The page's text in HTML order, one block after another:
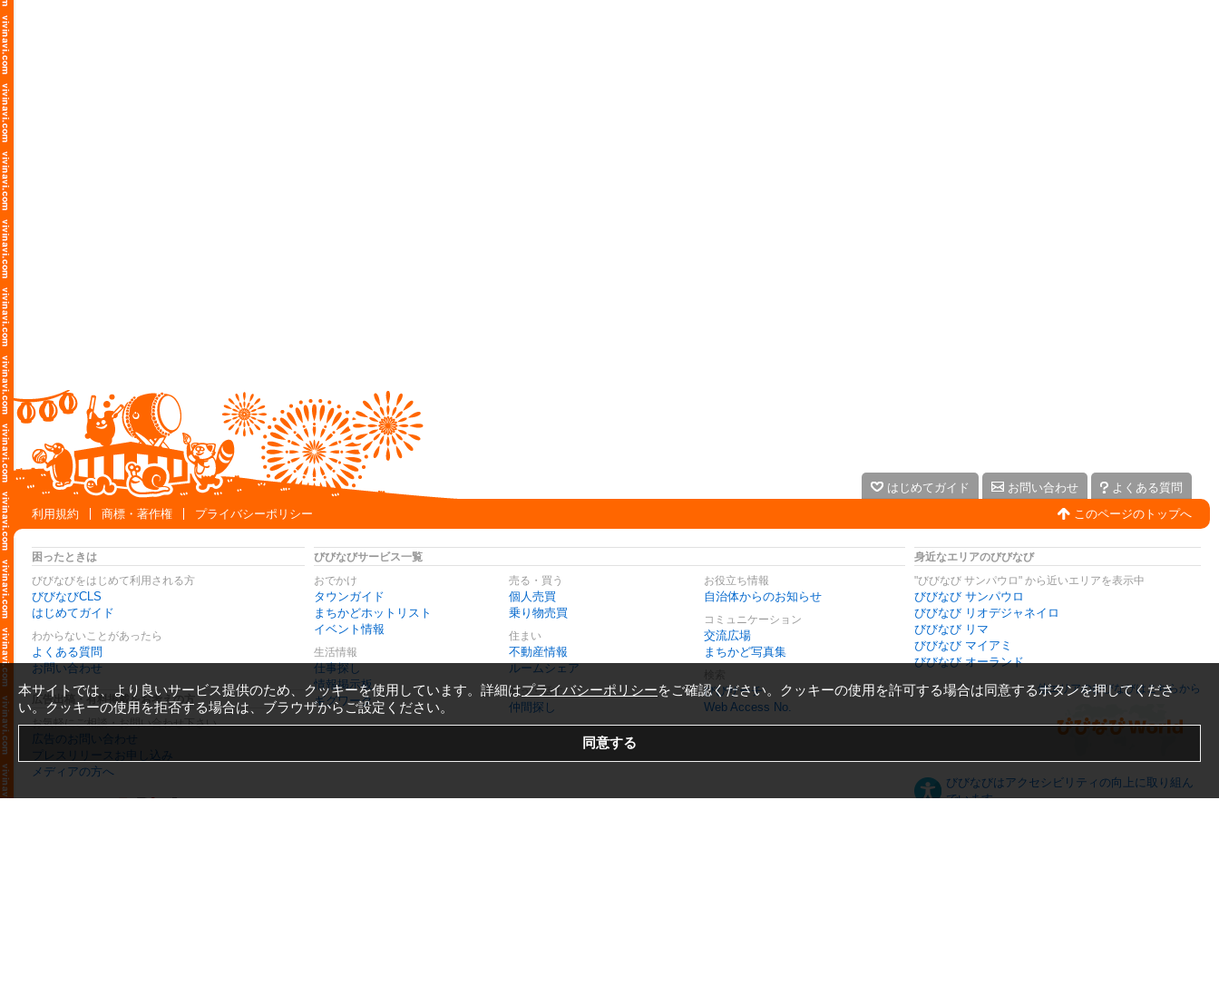
はじめてガイド お問い合わせ
よくある質問
利用規約
商標・著作権 プライバシーポリシー このページのトップへ
困ったときは
びびなびをはじめて利用される方
びびなびCLS
はじめてガイド
わからないことがあったら
よくある質問
お問い合わせ
広告出稿・有料掲載をお考えの方
お気軽にご相談・お問い合わせ下さい
広告のお問い合わせ
プレスリリースお申し込み
メディアの方へ
びびなびサービス一覧
おでかけ
タウンガイド
まちかどホットリスト
イベント情報
生活情報
仕事探し
情報掲示板
ギグワーク
売る・買う
個人売買
乗り物売買
住まい
不動産情報
ルームシェア
会う・話す
仲間探し
お役立ち情報
自治体からのお知らせ
コミュニケーション
交流広場
まちかど写真集
びびサーチ
Web Access No.
身近なエリアのびびなび
"びびなび サンパウロ" から近いエリアを表示中
びびなび サンパウロ
びびなび リオデジャネイロ
びびなび リマ
びびなび マイアミ
びびなび オーランド
他エリアのびびなびはこちらから
びびなびはアクセシビリティの向上に取り組ん
でいます。
本サイトでは、より良いサービス提供のため、クッキーを使用しています。詳細はプライバシーポリシーをご確認ください。クッキーの使用を許可する場合は同意するボタンを押してくださ
い。クッキーの使用を拒否する場合は、ブラウザからご設定ください。